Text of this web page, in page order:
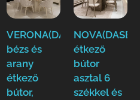
VERONA(DASE)
bézs és
arany
étkező
bútor,
NOVA(DASE)
étkező
bútor
asztal 6
székkel és